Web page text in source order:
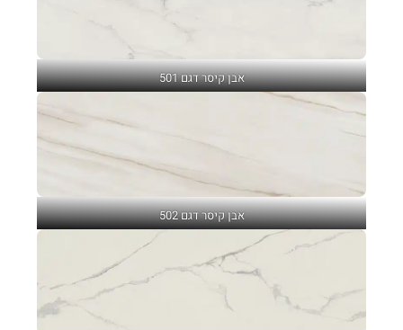
אבן קיסר דגם 501
אבן קיסר דגם 502